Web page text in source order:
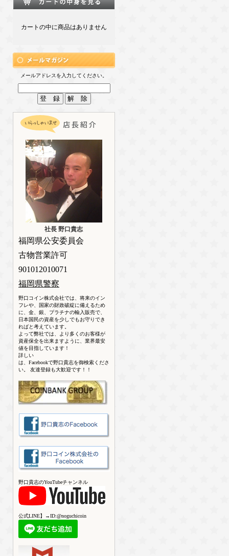
カートの中に商品はありません
メールアドレスを入力してください。
社長 野口貴志
福岡県公安委員会
古物営業許可
901012010071
福岡県警察
野口コイン株式会社では、将来のイン
フレや、国家の財政破綻に備えるため
に、金、銀、プラチナの輸入販売で、
日本国民の資産を少しでもお守りでき
ればと考えています。
よって弊社では、より多くのお客様が
資産保全を出来ますように、業界最安
値を目指しています！
詳しい
は、Facebookで野口貴志を御検索くださ
い。 友達登録も大歓迎です！！
野口貴志のYouTubeチャンネル
公式LINE】→ID:@noguchicoin